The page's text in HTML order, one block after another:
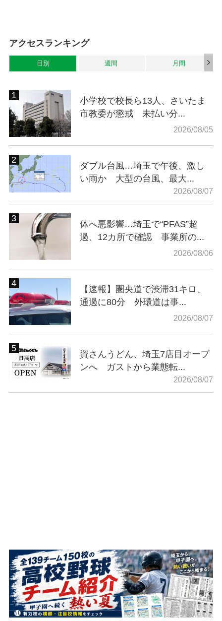
アクセスランキング
日別 週間 月間
小学校で校長ら13人、さいたま
市教委が懲戒 未払い分...
2026/08/05
ダブル台風…埼玉で午後、激し
い雨か 大型の台風、最大...
2026/08/07
体へ悪影響…埼玉で“PFAS”超
過、12カ所で確認 事業所の...
2026/08/06
【速報】圏央道で渋滞31キロ、
通過に80分 外環道は事...
2026/08/07
資さんうどん、埼玉7店目オープ
ンへ ガストから業態転...
2026/08/07